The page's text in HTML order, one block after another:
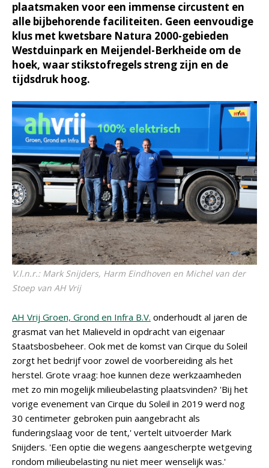
plaatsmaken voor een immense circustent en
alle bijbehorende faciliteiten. Geen eenvoudige
klus met kwetsbare Natura 2000-gebieden
Westduinpark en Meijendel-Berkheide om de
hoek, waar stikstofregels streng zijn en de
tijdsdruk hoog.
V.l.n.r.: Mark Snijders, Harm Eindhoven en Michel van der
Stoep van AH Vrij
AH Vrij Groen, Grond en Infra B.V. onderhoudt al jaren de
grasmat van het Malieveld in opdracht van eigenaar
Staatsbosbeheer. Ook met de komst van Cirque du Soleil
zorgt het bedrijf voor zowel de voorbereiding als het
herstel. Grote vraag: hoe kunnen deze werkzaamheden
met zo min mogelijk milieubelasting plaatsvinden? 'Bij het
vorige evenement van Cirque du Soleil in 2019 werd nog
30 centimeter gebroken puin aangebracht als
funderingslaag voor de tent,' vertelt uitvoerder Mark
Snijders. 'Een optie die wegens aangescherpte wetgeving
rondom milieubelasting nu niet meer wenselijk was.'